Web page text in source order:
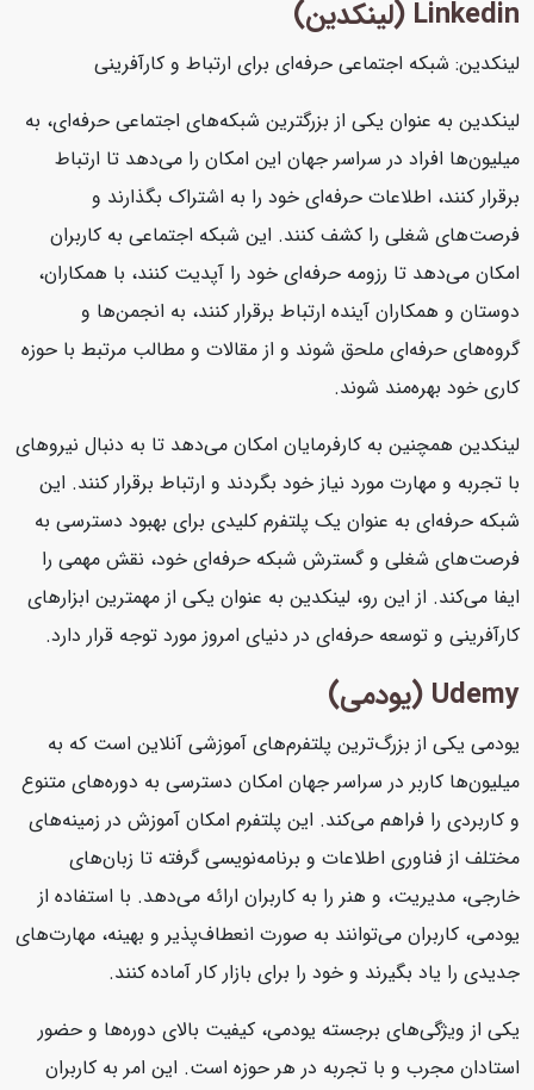
Linkedin (لینکدین)
لینکدین: شبکه اجتماعی حرفه‌ای برای ارتباط و کارآفرینی
لینکدین به عنوان یکی از بزرگترین شبکه‌های اجتماعی حرفه‌ای، به
میلیون‌ها افراد در سراسر جهان این امکان را می‌دهد تا ارتباط
برقرار کنند، اطلاعات حرفه‌ای خود را به اشتراک بگذارند و
فرصت‌های شغلی را کشف کنند. این شبکه اجتماعی به کاربران
امکان می‌دهد تا رزومه حرفه‌ای خود را آپدیت کنند، با همکاران،
دوستان و همکاران آینده ارتباط برقرار کنند، به انجمن‌ها و
گروه‌های حرفه‌ای ملحق شوند و از مقالات و مطالب مرتبط با حوزه
کاری خود بهره‌مند شوند.
لینکدین همچنین به کارفرمایان امکان می‌دهد تا به دنبال نیروهای
با تجربه و مهارت مورد نیاز خود بگردند و ارتباط برقرار کنند. این
شبکه حرفه‌ای به عنوان یک پلتفرم کلیدی برای بهبود دسترسی به
فرصت‌های شغلی و گسترش شبکه حرفه‌ای خود، نقش مهمی را
ایفا می‌کند. از این رو، لینکدین به عنوان یکی از مهمترین ابزارهای
کارآفرینی و توسعه حرفه‌ای در دنیای امروز مورد توجه قرار دارد.
Udemy (یودمی)
یودمی یکی از بزرگ‌ترین پلتفرم‌های آموزشی آنلاین است که به
میلیون‌ها کاربر در سراسر جهان امکان دسترسی به دوره‌های متنوع
و کاربردی را فراهم می‌کند. این پلتفرم امکان آموزش در زمینه‌های
مختلف از فناوری اطلاعات و برنامه‌نویسی گرفته تا زبان‌های
خارجی، مدیریت، و هنر را به کاربران ارائه می‌دهد. با استفاده از
یودمی، کاربران می‌توانند به صورت انعطاف‌پذیر و بهینه، مهارت‌های
جدیدی را یاد بگیرند و خود را برای بازار کار آماده کنند.
یکی از ویژگی‌های برجسته یودمی، کیفیت بالای دوره‌ها و حضور
استادان مجرب و با تجربه در هر حوزه است. این امر به کاربران